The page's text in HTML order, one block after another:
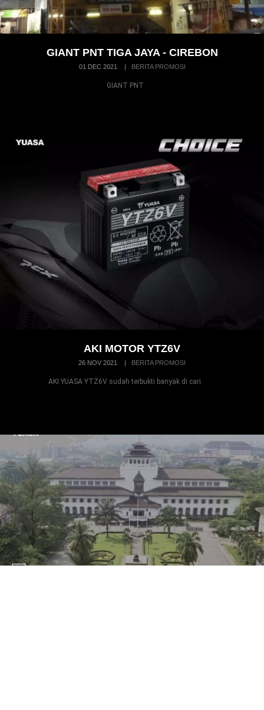
GIANT PNT TIGA JAYA - CIREBON
01 DEC 2021 | BERITA PROMOSI
GIANT PNT
AKI MOTOR YTZ6V
26 NOV 2021 | BERITA PROMOSI
AKI YUASA YTZ6V sudah terbukti banyak di cari.